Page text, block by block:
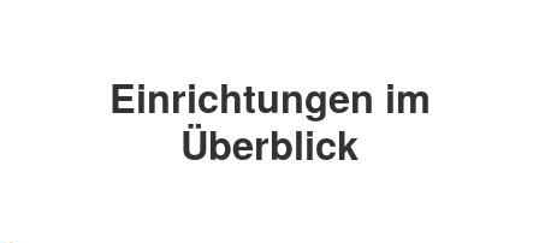
Einrichtungen im
Überblick